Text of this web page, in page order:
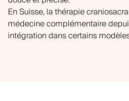
En Suisse, la thérapie
médecine complémentaire
intégration dans certains